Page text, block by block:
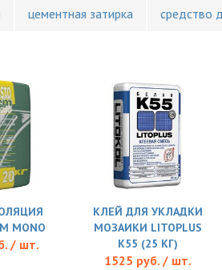
цементная затирка средство
MONO
/ шт.
КЛЕЙ ДЛЯ УКЛАДКИ
МОЗАИКИ LITOPLUS
K55 (25 КГ)
1525 руб. / шт.